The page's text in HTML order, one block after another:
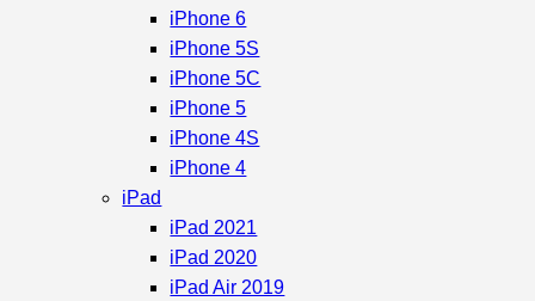
iPhone 6
iPhone 5S
iPhone 5C
iPhone 5
iPhone 4S
iPhone 4
iPad
iPad 2021
iPad 2020
iPad Air 2019